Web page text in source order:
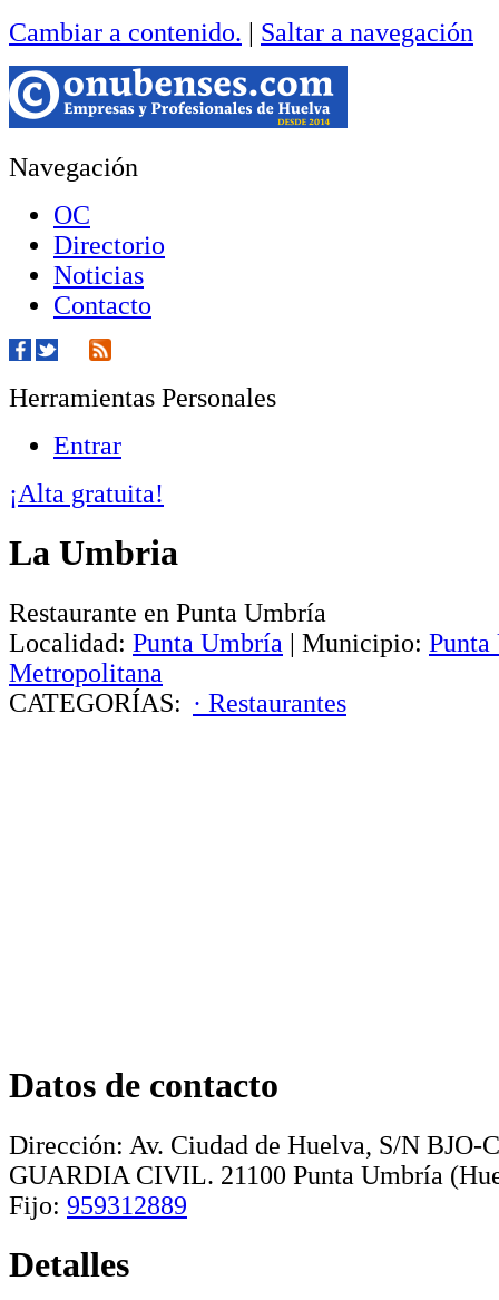
Cambiar a contenido. | Saltar a navegación
Navegación
OC
Directorio
Noticias
Contacto
Herramientas Personales
Entrar
¡Alta gratuita!
La Umbria
Restaurante en Punta Umbría
Localidad: Punta Umbría | Municipio:
Metropolitana
CATEGORÍAS: · Restaurantes
Datos de contacto
Dirección: Av. Ciudad de Huelva, S/N
GUARDIA CIVIL. 21100 Punta Umbría
Fijo: 959312889
Detalles